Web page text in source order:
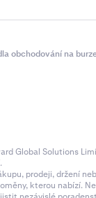
obchodování na
Global Solutions
prodeji, držení
kterou nabízí.